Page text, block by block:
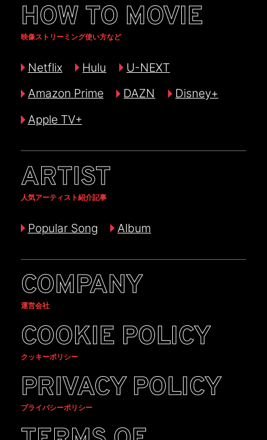
HOW TO MOVIE
映像ストリーミング使い方など
Netflix Hulu
U-NEXT
Amazon Prime
DAZN
Disney+
Apple TV+
ARTIST
人気アーティスト紹介記事
Popular Song Album
COMPANY
運営会社
COOKIE POLICY
クッキーポリシー
PRIVACY POLICY
プライバシーポリシー